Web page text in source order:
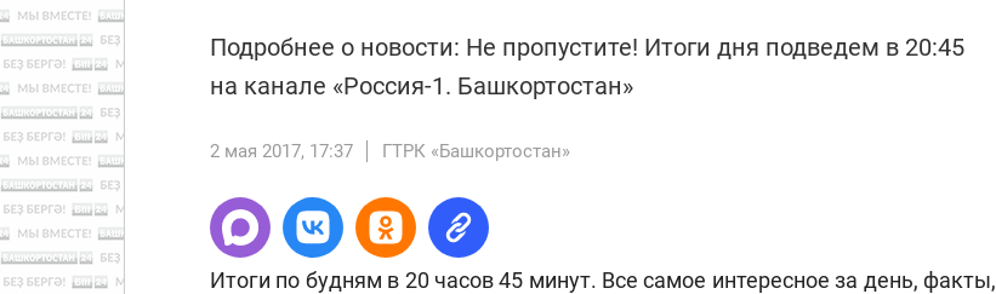
Подробнее о новости: Не пропустите! Итоги дня подведем в 20:45
на канале «Россия-1. Башкортостан»
2 мая 2017, 17:37 ГТРК «Башкортостан»
Итоги по будням в 20 часов 45 минут. Все самое интересное за день, факты,